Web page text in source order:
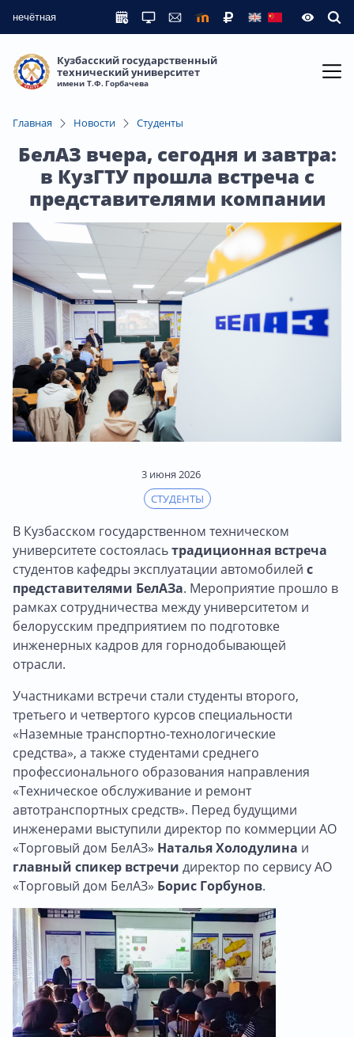
нечётная
Кузбасский государственный
технический университет
имени Т.Ф. Горбачева
Главная Новости Студенты
БелАЗ вчера, сегодня и завтра:
в КузГТУ прошла встреча с
представителями компании
3 июня 2026
СТУДЕНТЫ
В Кузбасском государственном техническом
университете состояласьтрадиционная встреча
студентов кафедры эксплуатации автомобилей с
представителями БелАЗа. Мероприятие прошло в
рамках сотрудничества между университетом и
белорусским предприятием по подготовке
инженерных кадров для горнодобывающей
отрасли.
Участниками встречи стали студенты второго,
третьего и четвертого курсов специальности
«Наземные транспортно-технологические
средства», а также студентами среднего
профессионального образования направления
«Техническое обслуживание и ремонт
автотранспортных средств». Перед будущими
инженерами выступили директор по коммерции АО
«Торговый дом БелАЗ» Наталья Холодулина и
главный спикер встречи директор по сервису АО
«Торговый дом БелАЗ» Борис Горбунов.